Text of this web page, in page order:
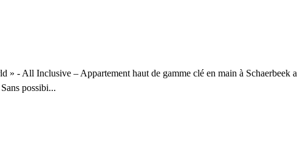
» - All Inclusive – Appartement haut de gamme clé en main à Schaerbeek
possibi...